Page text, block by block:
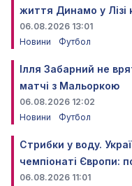
життя Динамо у Лізі
06.08.2026 13:01
Новини
Футбол
Ілля Забарний не
матчі з Мальоркою
06.08.2026 12:02
Новини
Футбол
Стрибки у воду.
чемпіонаті Європи:
06.08.2026 11:01